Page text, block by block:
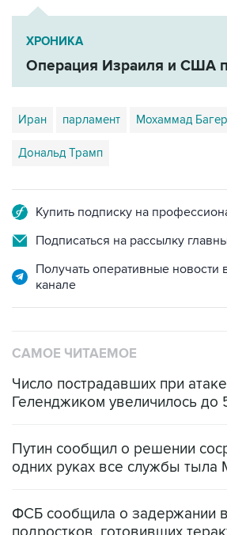
ХРОНИКА
Операция Израиля и США
Иран парламент Мохаммад
Дональд Трамп
Купить подписку на
Подписаться на рассылку
Получать оперативные
канале
САМОЕ ЧИТАЕМОЕ
Число пострадавших при
Геленджиком увеличилось до
Путин сообщил о решении
одних руках все службы
ФСБ сообщила о задержании